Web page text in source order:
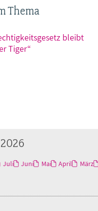
Thema
bleibt
Tiger“
Juli Juni Mai April März